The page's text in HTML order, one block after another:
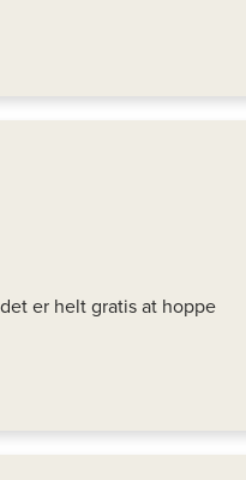
er helt gratis at hoppe